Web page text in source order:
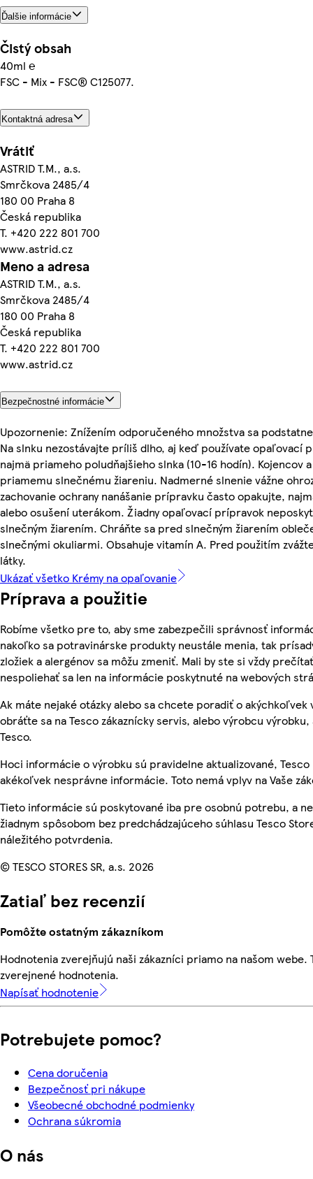
Ďalšie informácie
Čistý obsah
40ml ℮
FSC - Mix - FSC® C125077.
Kontaktná adresa
Vrátiť
ASTRID T.M., a.s.
Smrčkova 2485/4
180 00 Praha 8
Česká republika
T. +420 222 801 700
www.astrid.cz
Meno a adresa
ASTRID T.M., a.s.
Smrčkova 2485/4
180 00 Praha 8
Česká republika
T. +420 222 801 700
www.astrid.cz
Bezpečnostné informácie
Upozornenie: Znížením odporučeného množstva sa
Na slnku nezostávajte príliš dlho, aj keď používate opaľovací
najmä priameho poludňajšieho slnka (10-16 hodín). Kojencov
priamemu slnečnému žiareniu. Nadmerné slnenie vážne
zachovanie ochrany nanášanie prípravku často opakujte,
alebo osušení uterákom. Žiadny opaľovací prípravok
slnečným žiarením. Chráňte sa pred slnečným žiarením
slnečnými okuliarmi. Obsahuje vitamín A. Pred použitím
látky.
Ukázať všetko Krémy na opaľovanie
Príprava a použitie
Robíme všetko pre to, aby sme zabezpečili správnosť
nakoľko sa potravinárske produkty neustále menia, tak
zložiek a alergénov sa môžu zmeniť. Mali by ste si vždy
nespoliehať sa len na informácie poskytnuté na webových
Ak máte nejaké otázky alebo sa chcete poradiť o akýchkoľvek
obráťte sa na Tesco zákaznícky servis, alebo výrobcu
Tesco.
Hoci informácie o výrobku sú pravidelne aktualizované,
akékoľvek nesprávne informácie. Toto nemá vplyv na Vaše
Tieto informácie sú poskytované iba pre osobnú potrebu, a
žiadnym spôsobom bez predchádzajúceho súhlasu Tesco
náležitého potvrdenia.
© TESCO STORES SR, a.s. 2026
Zatiaľ bez recenzií
Pomôžte ostatným zákazníkom
Hodnotenia zverejňujú naši zákazníci priamo na našom webe.
zverejnené hodnotenia.
Napísať hodnotenie
Potrebujete pomoc?
Cena doručenia
Bezpečnosť pri nákupe
Všeobecné obchodné podmienky
Ochrana súkromia
O nás